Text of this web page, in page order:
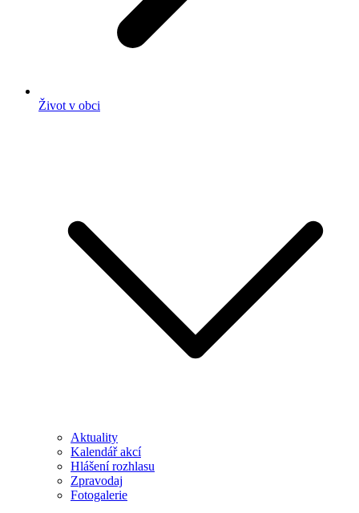
Život v obci
Aktuality
Kalendář akcí
Hlášení rozhlasu
Zpravodaj
Fotogalerie